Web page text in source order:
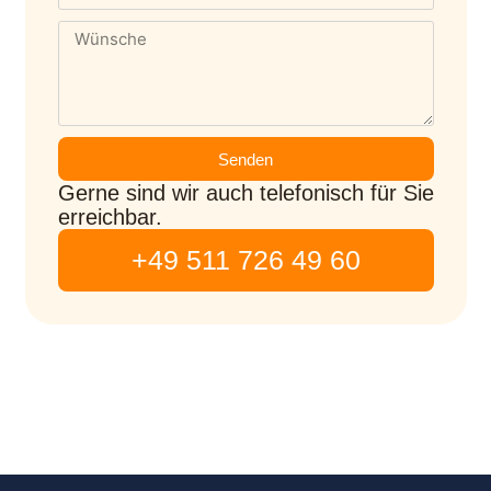
Senden
Gerne sind wir auch telefonisch für Sie
erreichbar.
+49 511 726 49 60